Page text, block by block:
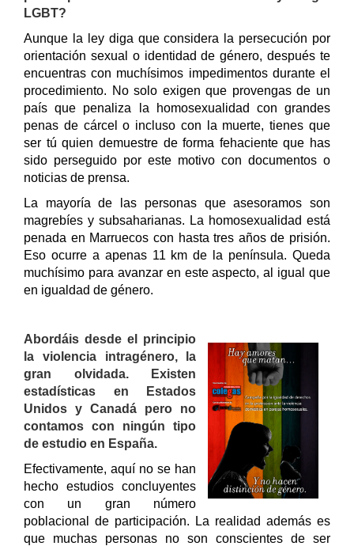
LGBT?
Aunque la ley diga que considera la persecución por
orientación sexual o identidad de género, después te
encuentras con muchísimos impedimentos durante el
procedimiento. No solo exigen que provengas de un
país que penaliza la homosexualidad con grandes
penas de cárcel o incluso con la muerte, tienes que
ser tú quien demuestre de forma fehaciente que has
sido perseguido por este motivo con documentos o
noticias de prensa.
La mayoría de las personas que asesoramos son
magrebíes y subsaharianas. La homosexualidad está
penada en Marruecos con hasta tres años de prisión.
Eso ocurre a apenas 11 km de la península. Queda
muchísimo para avanzar en este aspecto, al igual que
en igualdad de género.
Abordáis desde el principio
la violencia intragénero, la
gran olvidada. Existen
estadísticas en Estados
Unidos y Canadá pero no
contamos con ningún tipo
de estudio en España.
Efectivamente, aquí no se han
hecho estudios concluyentes
con un gran número
poblacional de participación. La realidad además es
que muchas personas no son conscientes de ser